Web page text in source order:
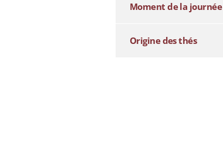
Moment de la journée
Origine des thés